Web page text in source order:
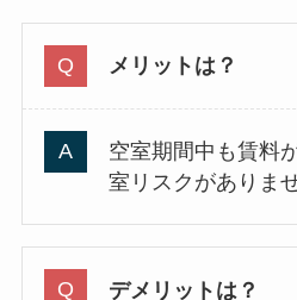
メリットは？
空室期間中も賃料
室リスクがありませ
デメリットは？